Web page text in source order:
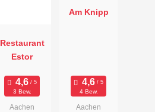
Restaurant
Estor
3 Bew.
Aachen
Am Knipp
4 Bew.
Aachen